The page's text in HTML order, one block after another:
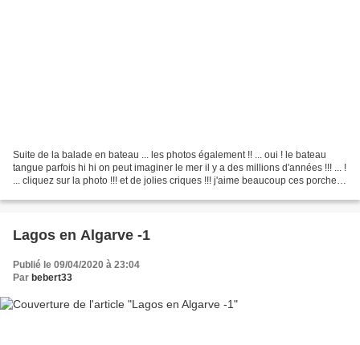
Suite de la balade en bateau ... les photos également !! ... oui ! le bateau
tangue parfois hi hi on peut imaginer le mer il y a des millions d'années !!! ... !
... cliquez sur la photo !!! et de jolies criques !!! j'aime beaucoup ces porches
Lagos en Algarve -1
Publié le 09/04/2020 à 23:04
Par bebert33